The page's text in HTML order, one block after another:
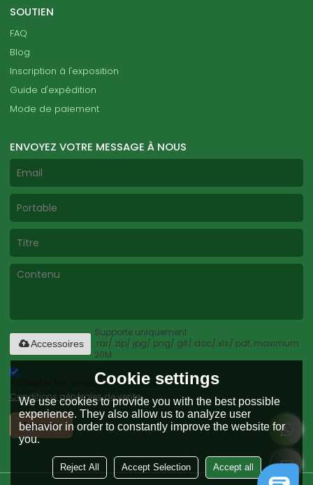
SOUTIEN
FAQ
Blog
Inscription à l'exposition
Guide d'expédition
Mode de paiement
ENVOYEZ VOTRE MESSAGE À NOUS
Supporte uniquement
.rar/.zip/.jpg/.png/.gif/.doc/.xls/.pdf, maximum
20M
Accessoires
Accepter les engagements de service.,
Conditions générales de vente
Envoyer
Cookie settings
We use cookies to provide you with the best possible
experience. They also allow us to analyze user
behavior in order to constantly improve the website for
you.
Reject All Accept Selection Accept all